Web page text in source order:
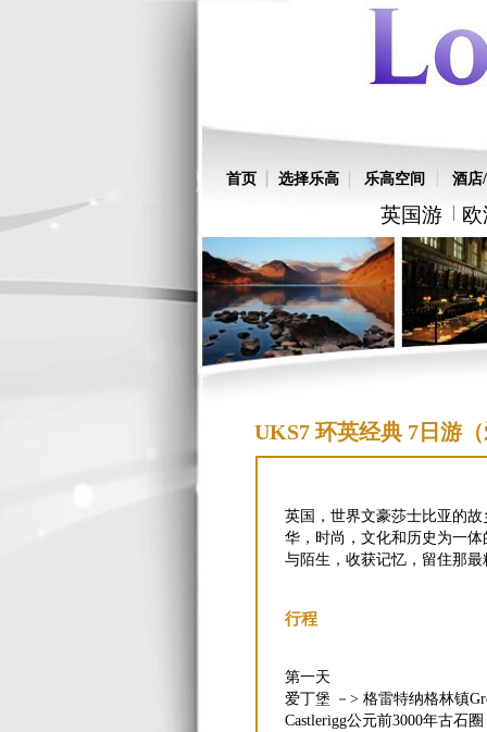
首页 选择乐高 乐高空间 酒店
英国游
UKS7 环英经典 7日游
英国，世界文豪莎士比亚的
华，时尚，文化和历史为一
与陌生，收获记忆，留住那
行程
第一天
爱丁堡 －> 格雷特纳格林镇
Castlerigg公元前3000年古石